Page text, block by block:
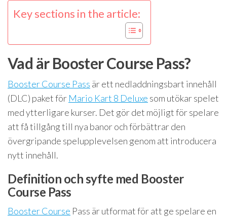
Key sections in the article:
Vad är Booster Course Pass?
Booster Course Pass är ett nedladdningsbart innehåll
(DLC) paket för Mario Kart 8 Deluxe som utökar spelet
med ytterligare kurser. Det gör det möjligt för spelare
att få tillgång till nya banor och förbättrar den
övergripande spelupplevelsen genom att introducera
nytt innehåll.
Definition och syfte med Booster
Course Pass
Booster Course Pass är utformat för att ge spelare en